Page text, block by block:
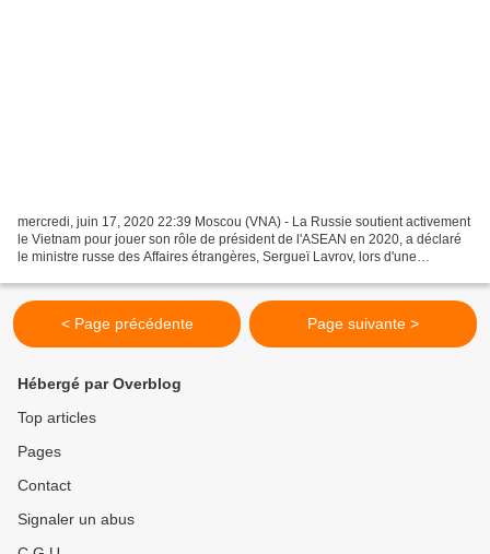
mercredi, juin 17, 2020 22:39 Moscou (VNA) - La Russie soutient activement
le Vietnam pour jouer son rôle de président de l'ASEAN en 2020, a déclaré
le ministre russe des Affaires étrangères, Sergueï Lavrov, lors d'une
< Page précédente Page suivante >
Hébergé par Overblog
Top articles
Pages
Contact
Signaler un abus